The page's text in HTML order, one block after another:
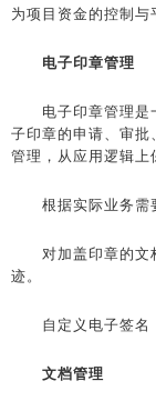
为项目资金的控制与
电子印章管理
电子印章管理是一
子印章的申请、审批
管理，从应用逻辑上
根据实际业务需要
对加盖印章的文档
迹。
自定义电子签名，
文档管理